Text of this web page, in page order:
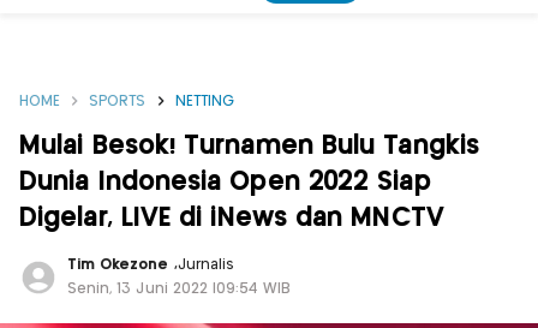
HOME SPORTS NETTING
Mulai Besok! Turnamen Bulu Tangkis
Dunia Indonesia Open 2022 Siap
Digelar, LIVE di iNews dan MNCTV
Tim Okezone ,Jurnalis
Senin, 13 Juni 2022 |09:54 WIB